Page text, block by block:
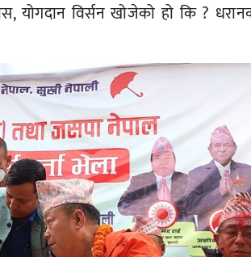
योगदान विर्सन खोजेको हो कि ?